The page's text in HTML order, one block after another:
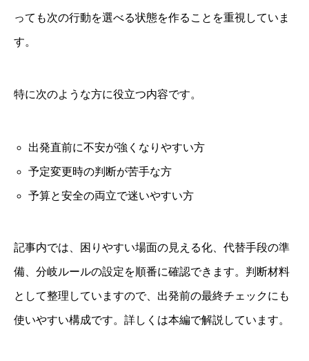
っても次の行動を選べる状態を作ることを重視していま
す。
特に次のような方に役立つ内容です。
出発直前に不安が強くなりやすい方
予定変更時の判断が苦手な方
予算と安全の両立で迷いやすい方
記事内では、困りやすい場面の見える化、代替手段の準
備、分岐ルールの設定を順番に確認できます。判断材料
として整理していますので、出発前の最終チェックにも
使いやすい構成です。詳しくは本編で解説しています。